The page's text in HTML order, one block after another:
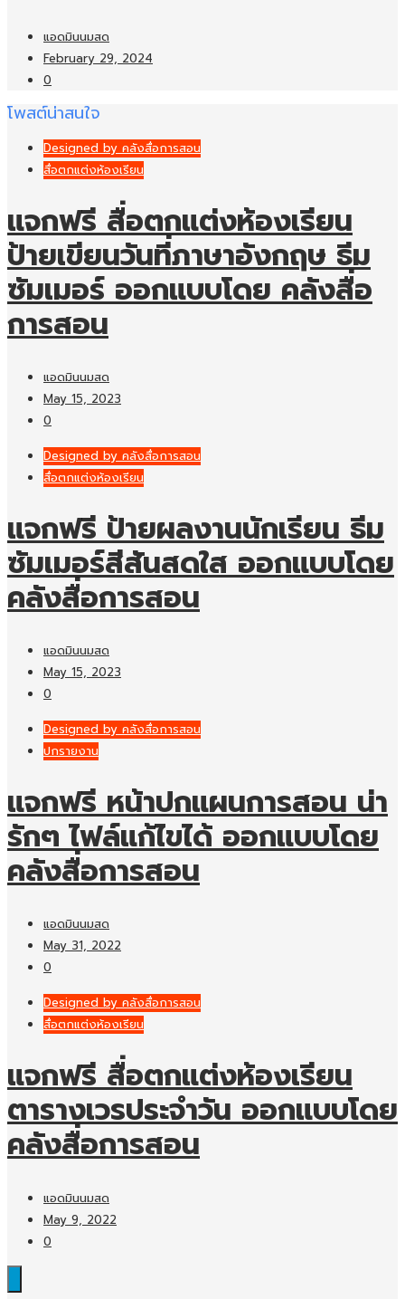
แอดมินนมสด
February 29, 2024
0
โพสต์น่าสนใจ
Designed by คลังสื่อการสอน
สื่อตกแต่งห้องเรียน
แจกฟรี สื่อตกแต่งห้องเรียน
ป้ายเขียนวันที่ภาษาอังกฤษ ธีม
ซัมเมอร์ ออกแบบโดย คลังสื่อ
การสอน
แอดมินนมสด
May 15, 2023
0
Designed by คลังสื่อการสอน
สื่อตกแต่งห้องเรียน
แจกฟรี ป้ายผลงานนักเรียน ธีม
ซัมเมอร์สีสันสดใส ออกแบบโดย
คลังสื่อการสอน
แอดมินนมสด
May 15, 2023
0
Designed by คลังสื่อการสอน
ปกรายงาน
แจกฟรี หน้าปกแผนการสอน น่า
รักๆ ไฟล์แก้ไขได้ ออกแบบโดย
คลังสื่อการสอน
แอดมินนมสด
May 31, 2022
0
Designed by คลังสื่อการสอน
สื่อตกแต่งห้องเรียน
แจกฟรี สื่อตกแต่งห้องเรียน
ตารางเวรประจำวัน ออกแบบโดย
คลังสื่อการสอน
แอดมินนมสด
May 9, 2022
0